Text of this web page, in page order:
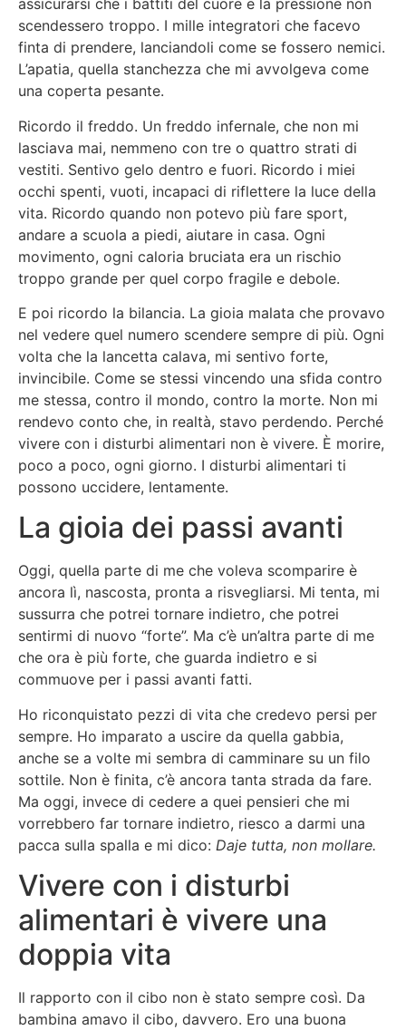
assicurarsi che i battiti del cuore e la pressione non
scendessero troppo. I mille integratori che facevo
finta di prendere, lanciandoli come se fossero nemici.
L’apatia, quella stanchezza che mi avvolgeva come
una coperta pesante.
Ricordo il freddo. Un freddo infernale, che non mi
lasciava mai, nemmeno con tre o quattro strati di
vestiti. Sentivo gelo dentro e fuori. Ricordo i miei
occhi spenti, vuoti, incapaci di riflettere la luce della
vita. Ricordo quando non potevo più fare sport,
andare a scuola a piedi, aiutare in casa. Ogni
movimento, ogni caloria bruciata era un rischio
troppo grande per quel corpo fragile e debole.
E poi ricordo la bilancia. La gioia malata che provavo
nel vedere quel numero scendere sempre di più. Ogni
volta che la lancetta calava, mi sentivo forte,
invincibile. Come se stessi vincendo una sfida contro
me stessa, contro il mondo, contro la morte. Non mi
rendevo conto che, in realtà, stavo perdendo. Perché
vivere con i disturbi alimentari non è vivere. È morire,
poco a poco, ogni giorno. I disturbi alimentari ti
possono uccidere, lentamente.
La gioia dei passi avanti
Oggi, quella parte di me che voleva scomparire è
ancora lì, nascosta, pronta a risvegliarsi. Mi tenta, mi
sussurra che potrei tornare indietro, che potrei
sentirmi di nuovo “forte”. Ma c’è un’altra parte di me
che ora è più forte, che guarda indietro e si
commuove per i passi avanti fatti.
Ho riconquistato pezzi di vita che credevo persi per
sempre. Ho imparato a uscire da quella gabbia,
anche se a volte mi sembra di camminare su un filo
sottile. Non è finita, c’è ancora tanta strada da fare.
Ma oggi, invece di cedere a quei pensieri che mi
vorrebbero far tornare indietro, riesco a darmi una
pacca sulla spalla e mi dico: Daje tutta, non mollare.
Vivere con i disturbi
alimentari è vivere una
doppia vita
Il rapporto con il cibo non è stato sempre così. Da
bambina amavo il cibo, davvero. Ero una buona